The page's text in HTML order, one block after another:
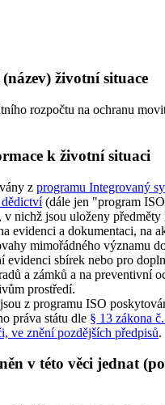
životní situace
rozpočtu na ochranu
k životní situaci
z programu Integrovaný
(dále jen "program
v nichž jsou uloženy předměty
evidenci a dokumentaci, na
mimořádného významu
evidenci sbírek nebo pro
a zámků a na preventivní
prostředí.
z programu ISO
práva státu dle § 13 zákona
ve znění pozdějších předpisů.
v této věci jednat